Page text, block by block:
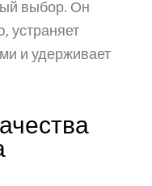
выбор. Он
устраняет
и удерживает